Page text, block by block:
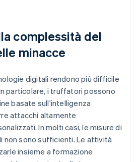
complessità del
minacce
digitali rendono più difficile
particolare, i truffatori possono
basate sull'intelligenza
attacchi altamente
In molti casi, le misure di
non sono sufficienti. Le attività
insieme a formazione